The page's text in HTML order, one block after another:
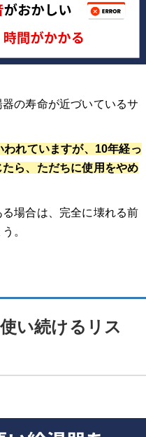
の寿命が近づいているサ
れていますが、10年経っ
ら、ただちに使用をやめ
場合は、完全に壊れる前
。
い続けるリス